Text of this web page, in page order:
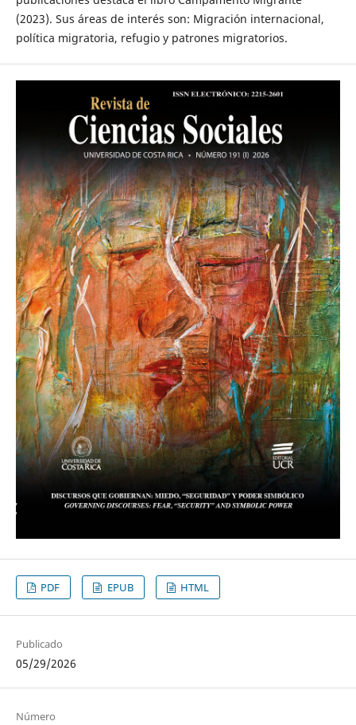
(2023). Sus áreas de interés son: Migración internacional,
política migratoria, refugio y patrones migratorios.
PDF EPUB HTML
Publicado
05/29/2026
Número